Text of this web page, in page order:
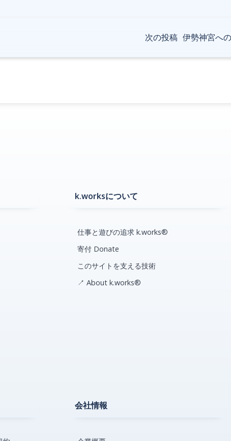
navigation
次の投稿 伊勢神宮へ
k.worksについて
仕事と遊びの追求 k.works®
寄付 Donate
このサイトを支える技術
↗ About k.works®
会社情報